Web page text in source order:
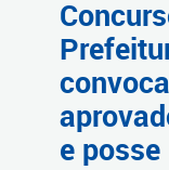
e posse